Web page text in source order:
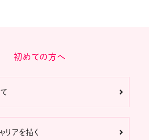
初めての方へ
リアを描く